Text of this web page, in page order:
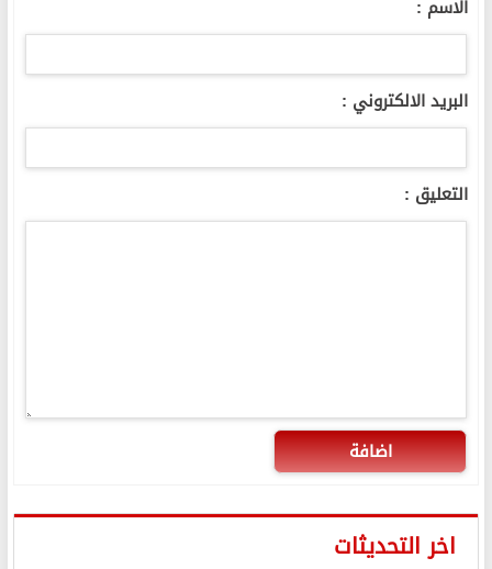
الاسم :
البريد الالكتروني :
التعليق :
اضافة
اخر التحديثات